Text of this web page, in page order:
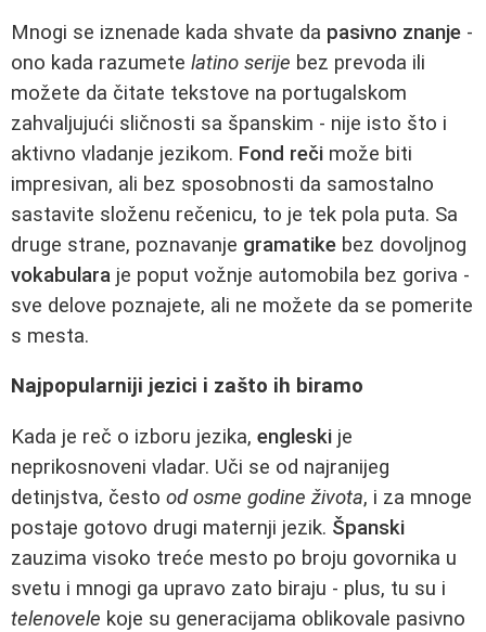
Mnogi se iznenade kada shvate da pasivno znanje -
ono kada razumete latino serije bez prevoda ili
možete da čitate tekstove na portugalskom
zahvaljujući sličnosti sa španskim - nije isto što i
aktivno vladanje jezikom. Fond reči može biti
impresivan, ali bez sposobnosti da samostalno
sastavite složenu rečenicu, to je tek pola puta. Sa
druge strane, poznavanje gramatike bez dovoljnog
vokabulara je poput vožnje automobila bez goriva -
sve delove poznajete, ali ne možete da se pomerite
s mesta.
Najpopularniji jezici i zašto ih biramo
Kada je reč o izboru jezika, engleski je
neprikosnoveni vladar. Uči se od najranijeg
detinjstva, često od osme godine života, i za mnoge
postaje gotovo drugi maternji jezik. Španski
zauzima visoko treće mesto po broju govornika u
svetu i mnogi ga upravo zato biraju - plus, tu su i
telenovele koje su generacijama oblikovale pasivno